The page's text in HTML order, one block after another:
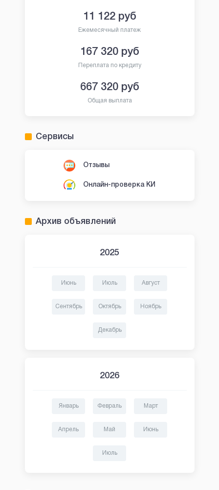
11 122руб
Ежемесячный платеж
167 320руб
Переплата по кредиту
667 320руб
Общая выплата
Сервисы
Отзывы
Онлайн-проверка КИ
Архив объявлений
2025
Июнь Июль Август
Сентябрь Октябрь Ноябрь
Декабрь
2026
Январь Февраль Март
Апрель Май Июнь
Июль